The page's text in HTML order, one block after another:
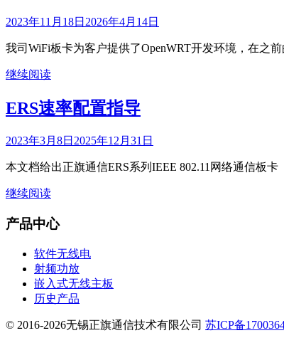
2023年11月18日 2026年4月14日
我司WiFi板卡为客户提供了OpenWRT开发环境，在之
继续阅读
ERS速率配置指导
2023年3月8日 2025年12月31日
本文档给出正旗通信ERS系列IEEE 802.11网络通信板
继续阅读
产品中心
软件无线电
射频功放
嵌入式无线主板
历史产品
© 2016-2026无锡正旗通信技术有限公司 苏ICP备